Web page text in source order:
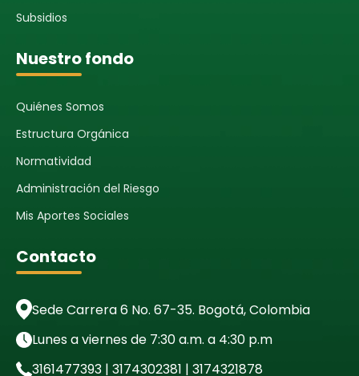
Subsidios
Nuestro fondo
Quiénes Somos
Estructura Orgánica
Normatividad
Administración del Riesgo
Mis Aportes Sociales
Contacto
Sede Carrera 6 No. 67-35. Bogotá, Colombia
Lunes a viernes de 7:30 a.m. a 4:30 p.m
3161477393 | 3174302381 | 3174321878